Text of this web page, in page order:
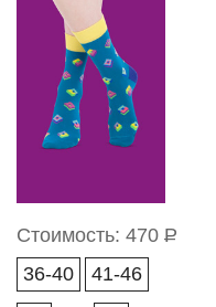
Стоимость: 470 Р
36-40
41-46